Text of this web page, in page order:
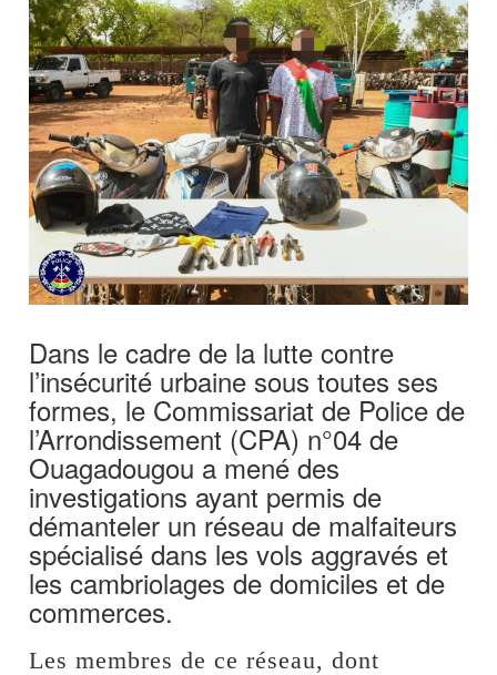
Dans le cadre de la lutte contre
l’insécurité urbaine sous toutes ses
formes, le Commissariat de Police de
l’Arrondissement (CPA) n°04 de
Ouagadougou a mené des
investigations ayant permis de
démanteler un réseau de malfaiteurs
spécialisé dans les vols aggravés et
les cambriolages de domiciles et de
commerces.
Les membres de ce réseau, dont